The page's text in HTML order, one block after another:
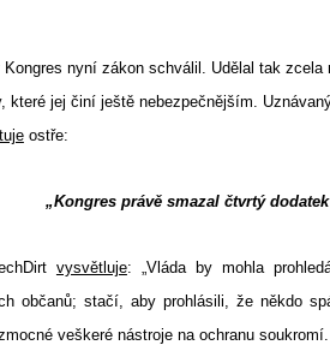
nyní zákon schválil. Udělal tak
které jej činí ještě nebezpečnějším.
ostře:
„Kongres právě smazal čtvrtý
vysvětluje: „Vláda by mohla
občanů; stačí, aby prohlásili, že někdo
veškeré nástroje na ochranu